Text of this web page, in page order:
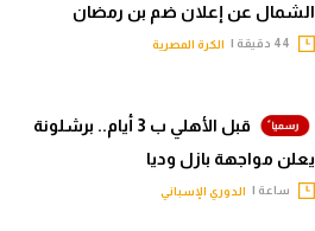
الشمال عن إعلان ضم بن رمضان
الكرة المصرية
قبل الأهلي ب 3 أيام.. برشلونة
يعلن مواجهة بازل وديا
ساعة | الدوري الإسباني